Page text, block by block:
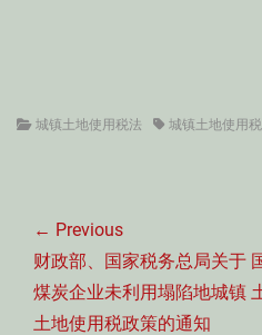
Categories
城镇土地使用税法 Tags城镇土地使用税
章
导
航
← Previous
Previous
post:
财政部、国家税务总局关于
煤炭企业未利用塌陷地城镇
土地使用税政策的通知